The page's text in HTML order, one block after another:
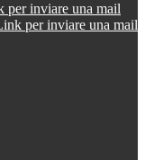
per inviare una mail
per inviare una mail